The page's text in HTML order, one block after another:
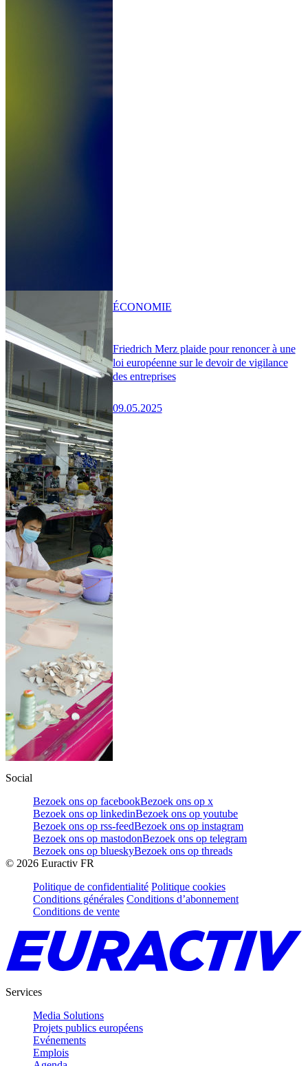
Friedrich Merz plaide pour renoncer à une
loi européenne sur le devoir de vigilance
des entreprises
09.05.2025
ÉCONOMIE
Social
Bezoek ons op facebookBezoek ons op x
Bezoek ons op linkedinBezoek ons op youtube
Bezoek ons op rss-feedBezoek ons op instagram
Bezoek ons op mastodonBezoek ons op telegram
Bezoek ons op blueskyBezoek ons op threads
© 2026 Euractiv FR
Politique de confidentialité Politique cookies
Conditions générales Conditions d’abonnement
Conditions de vente
Services
Media Solutions
Projets publics européens
Evénements
Emplois